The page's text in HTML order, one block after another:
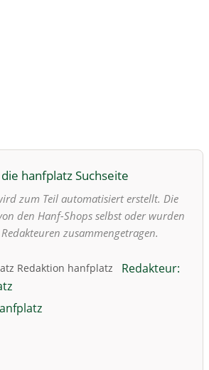
hanfplatz Suchseite
zum Teil automatisiert erstellt. Die
den Hanf-Shops selbst oder wurden
zusammengetragen.
Redakteur: